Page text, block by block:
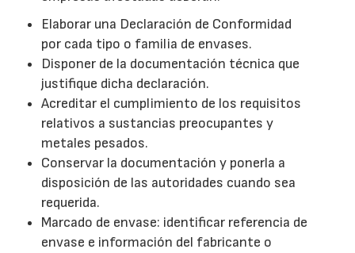
Elaborar una Declaración de Conformidad
por cada tipo o familia de envases.
Disponer de la documentación técnica que
justifique dicha declaración.
Acreditar el cumplimiento de los requisitos
relativos a sustancias preocupantes y
metales pesados.
Conservar la documentación y ponerla a
disposición de las autoridades cuando sea
requerida.
Marcado de envase: identificar referencia de
envase e información del fabricante o